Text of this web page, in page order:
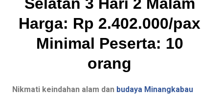
Harga: Rp 2.402.000/pax
Minimal Peserta: 10
orang
Nikmati keindahan alam dan budaya Minangkabau